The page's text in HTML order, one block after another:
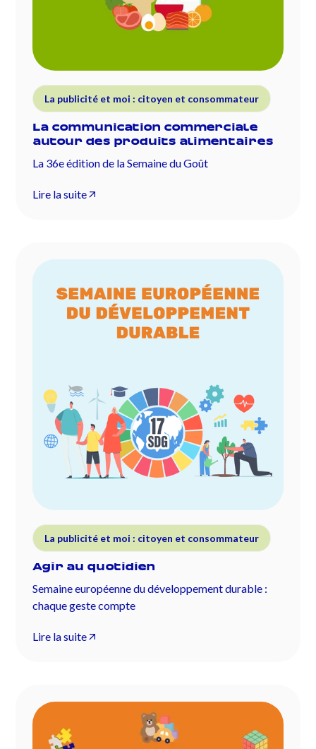
La publicité et moi : citoyen et consommateur
La communication commerciale
autour des produits alimentaires
La 36e édition de la Semaine du Goût
Lire la suite
La publicité et moi : citoyen et consommateur
Agir au quotidien
Semaine européenne du développement durable :
chaque geste compte
Lire la suite